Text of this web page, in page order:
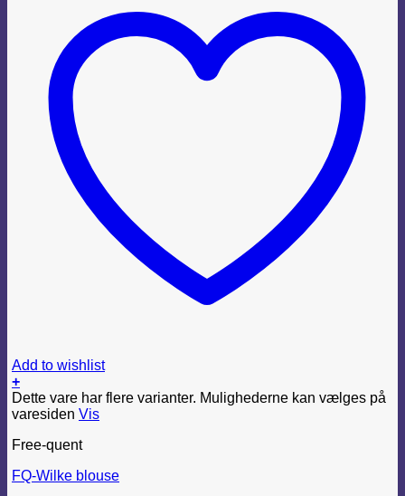
Add to wishlist
+
Dette vare har flere varianter. Mulighederne kan vælges på
varesiden Vis
Free-quent
FQ-Wilke blouse